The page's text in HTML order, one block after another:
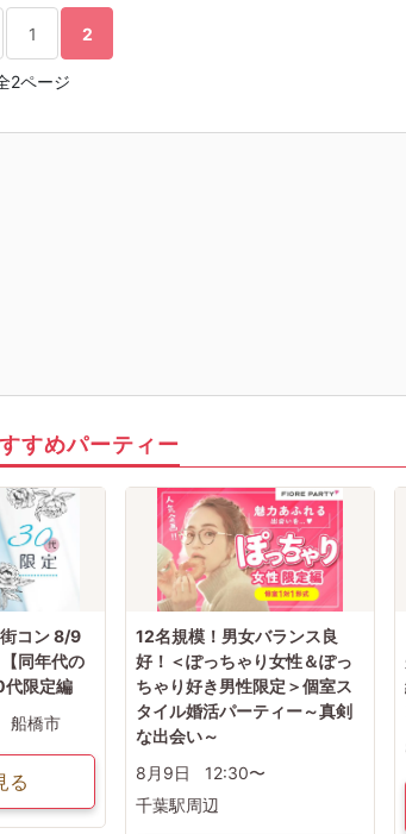
1 2
2ページ
すめパーティー
コン 8/9
同年代の
代限定編
船橋市
る
12名規模！男女バランス良
好！＜ぽっちゃり女性＆ぽっ
ちゃり好き男性限定＞個室ス
タイル婚活パーティー～真剣
な出会い～
8月9日
12:30〜
千葉駅周辺